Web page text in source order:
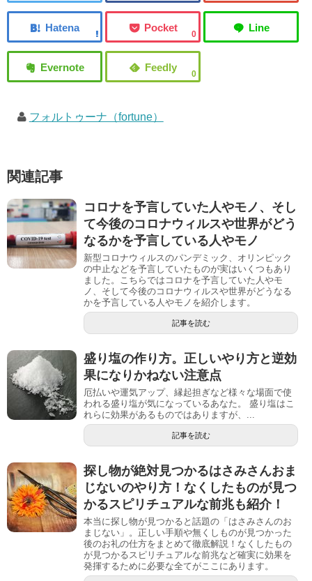
0
0
フォルトゥーナ（fortune）
関連記事
コロナを予言していた人やモノ、そし
て今後のコロナウィルスや世界がどう
なるかを予言している人やモノ
新型コロナウィルスのパンデミック、オリンピック
の中止などを予言していたものが実はいくつもあり
ました。こちらではコロナを予言していた人やモ
ノ、そして今後のコロナウィルスや世界がどうなる
かを予言している人やモノを紹介します。
記事を読む
盛り塩の作り方。正しいやり方と逆効
果になりかねない注意点
厄払いや運気アップ、縁起担ぎなど様々な場面で使
われる盛り塩が気になっているあなた。 盛り塩はこ
れらに効果があるものではありますが、...
記事を読む
探し物が絶対見つかるはさみさんおま
じないのやり方！なくしたものが見つ
かるスピリチュアルな前兆も紹介！
本当に探し物が見つかると話題の「はさみさんのお
まじない」。正しい手順や無くしものが見つかった
後のお礼の仕方をまとめて徹底解説！なくしたもの
が見つかるスピリチュアルな前兆など確実に効果を
発揮するために必要な全てがここにあります。